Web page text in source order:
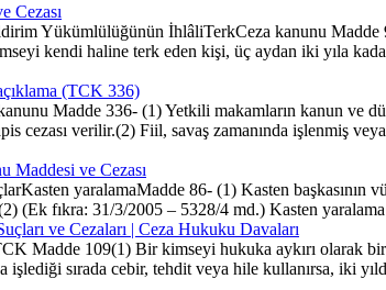
Cezası
Yükümlülüğünün İhlâliTerkCeza kanunu Madde
kendi haline terk eden kişi, üç aydan iki yıla
(TCK 336)
Madde 336- (1) Yetkili makamların kanun ve
cezası verilir.(2) Fiil, savaş zamanında işlenmiş
Maddesi ve Cezası
yaralamaMadde 86- (1) Kasten başkasının
(Ek fıkra: 31/3/2005 – 5328/4 md.) Kasten
ve Cezaları | Ceza Hukuku Davaları
Madde 109(1) Bir kimseyi hukuka aykırı olarak
sırada cebir, tehdit veya hile kullanırsa, iki